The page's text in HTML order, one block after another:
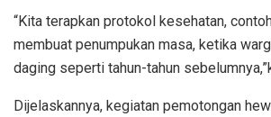
“Kita terapkan protokol kesehatan,
membuat penumpukan masa, ketika
daging seperti tahun-tahun
Dijelaskannya, kegiatan pemotongan